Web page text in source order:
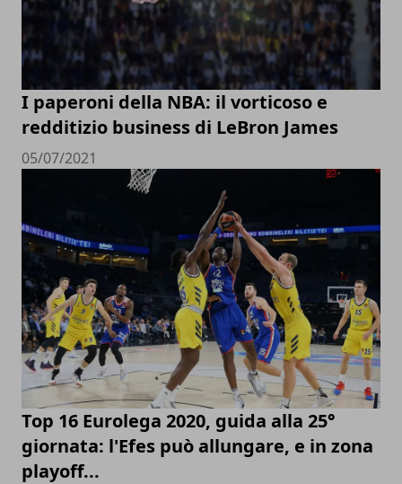
I paperoni della NBA: il vorticoso e
redditizio business di LeBron James
05/07/2021
Top 16 Eurolega 2020, guida alla 25°
giornata: l'Efes può allungare, e in zona
playoff...